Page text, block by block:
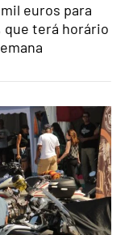
euros para
que terá horário